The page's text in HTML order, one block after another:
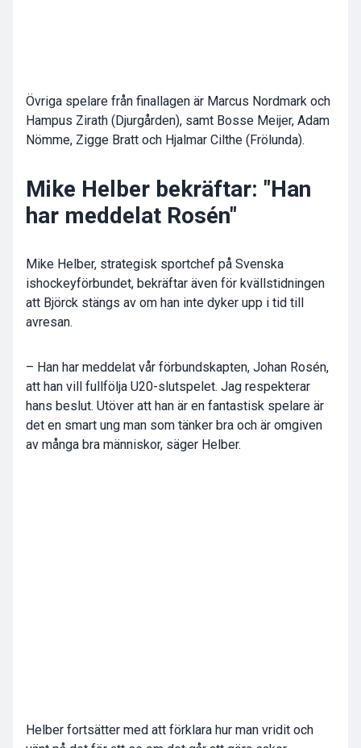
Övriga spelare från finallagen är Marcus Nordmark och
Hampus Zirath (Djurgården), samt Bosse Meijer, Adam
Nömme, Zigge Bratt och Hjalmar Cilthe (Frölunda).
Mike Helber bekräftar: "Han
har meddelat Rosén"
Mike Helber, strategisk sportchef på Svenska
ishockeyförbundet, bekräftar även för kvällstidningen
att Björck stängs av om han inte dyker upp i tid till
avresan.
– Han har meddelat vår förbundskapten, Johan Rosén,
att han vill fullfölja U20-slutspelet. Jag respekterar
hans beslut. Utöver att han är en fantastisk spelare är
det en smart ung man som tänker bra och är omgiven
av många bra människor, säger Helber.
Helber fortsätter med att förklara hur man vridit och